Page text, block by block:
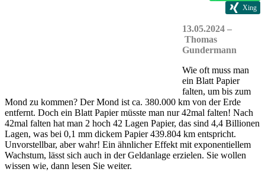
Xing
13.05.2024 –
Thomas
Gundermann
Wie oft muss man
ein Blatt Papier
falten, um bis zum
Mond zu kommen? Der Mond ist ca. 380.000 km von der Erde
entfernt. Doch ein Blatt Papier müsste man nur 42mal falten! Nach
42mal falten hat man 2 hoch 42 Lagen Papier, das sind 4,4 Billionen
Lagen, was bei 0,1 mm dickem Papier 439.804 km entspricht.
Unvorstellbar, aber wahr! Ein ähnlicher Effekt mit exponentiellem
Wachstum, lässt sich auch in der Geldanlage erzielen. Sie wollen
wissen wie, dann lesen Sie weiter.